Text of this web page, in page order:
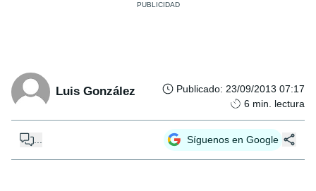
Luis González Publicado: 23/09/2013 07:17
6 min. lectura
Síguenos en Google